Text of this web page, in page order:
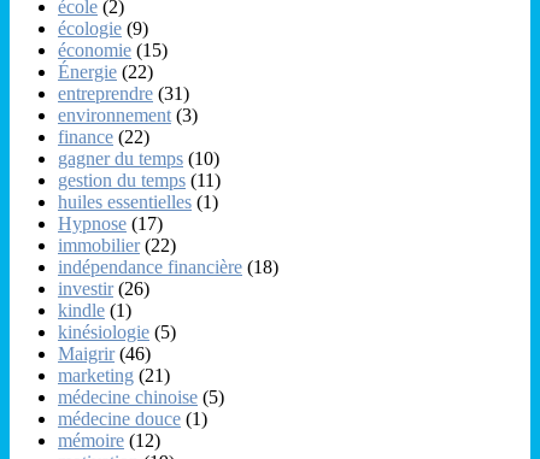
école (2)
écologie (9)
économie (15)
Énergie (22)
entreprendre (31)
environnement (3)
finance (22)
gagner du temps (10)
gestion du temps (11)
huiles essentielles (1)
Hypnose (17)
immobilier(22)
indépendance financière (18)
investir(26)
kindle (1)
kinésiologie (5)
Maigrir(46)
marketing (21)
médecine chinoise (5)
médecine douce (1)
mémoire (12)